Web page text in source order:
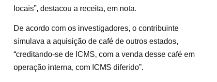
locais”, destacou a receita, em nota.
De acordo com os investigadores, o contribuinte
simulava a aquisição de café de outros estados,
“creditando-se de ICMS, com a venda desse café em
operação interna, com ICMS diferido”.